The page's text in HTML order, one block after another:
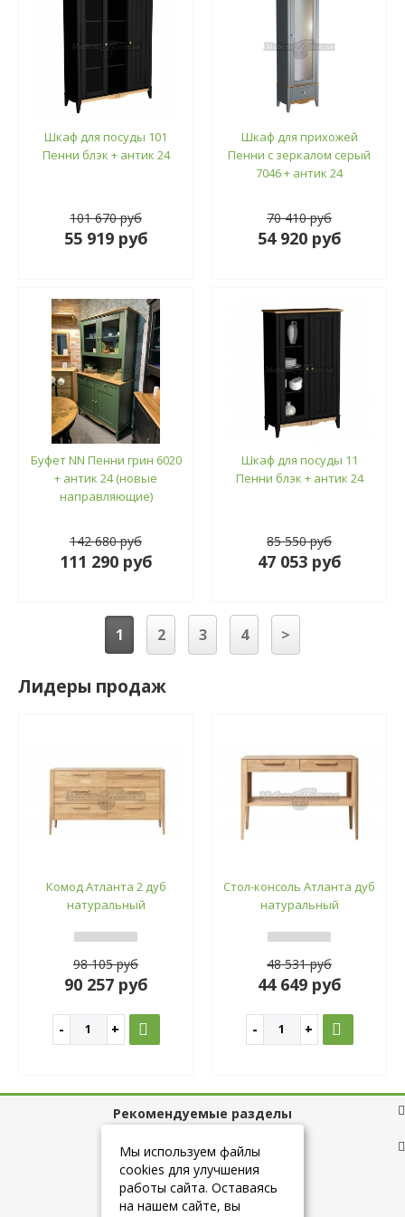
Шкаф для посуды 101
Пенни блэк + антик 24
101 670 руб
55 919 руб
Шкаф для прихожей
Пенни с зеркалом серый
7046 + антик 24
70 410 руб
54 920 руб
Буфет NN Пенни грин 6020
+ антик 24 (новые
направляющие)
142 680 руб
111 290 руб
Шкаф для посуды 11
Пенни блэк + антик 24
85 550 руб
47 053 руб
1 2 3 4 >
Лидеры продаж
Комод Атланта 2 дуб
натуральный
98 105 руб
90 257 руб
Стол-консоль Атланта дуб
натуральный
48 531 руб
44 649 руб
Рекомендуемые разделы
Полезные ссылки
+7 (925) 084-10-60
Мы используем файлы
cookies для улучшения
работы сайта. Оставаясь
на нашем сайте, вы